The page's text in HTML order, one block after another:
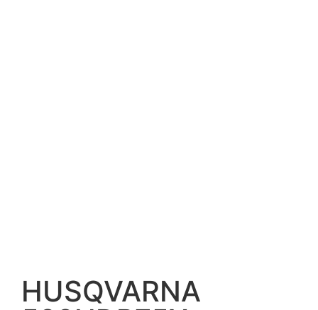
HUSQVARNA